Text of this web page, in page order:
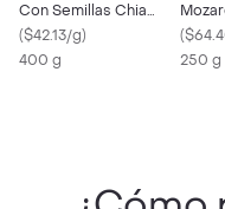
Con Semillas Chia
5Unidades. 400 G
($42.13/g)
400 g
240 g
(
250 g